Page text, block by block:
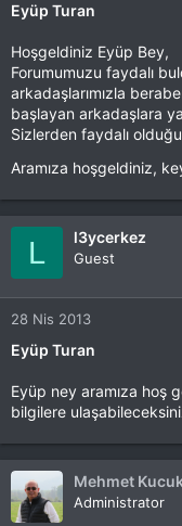
Eyüp Turan
Hoşgeldiniz Eyüp Bey,
Forumumuzu faydalı
arkadaşlarımızla
başlayan arkadaşlara
Sizlerden faydalı
Aramıza hoşgeldiniz,
L l3ycerkez
Guest
28 Nis 2013
Eyüp Turan
Eyüp ney aramıza hoş
bilgilere
Mehmet
Administrator